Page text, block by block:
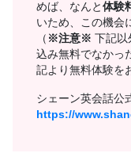
めば、なんと 体験
いため、この機会
（ ※注意※ 下記以
込み無料でなかっ
記より無料体験を
シェーン英会話公
https://